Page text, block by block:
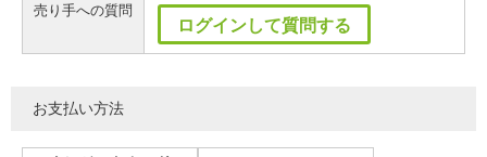
売り手への質問
ログインして質問する
お支払い方法